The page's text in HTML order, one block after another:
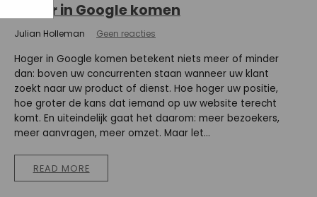
Hoger in Google komen
Julian Holleman Geen reacties
Hoger in Google komen betekent niets meer of minder
dan: boven uw concurrenten staan wanneer uw klant
zoekt naar uw product of dienst. Hoe hoger uw positie,
hoe groter de kans dat iemand op uw website terecht
komt. En uiteindelijk gaat het daarom: meer bezoekers,
meer aanvragen, meer omzet. Maar let...
READ MORE